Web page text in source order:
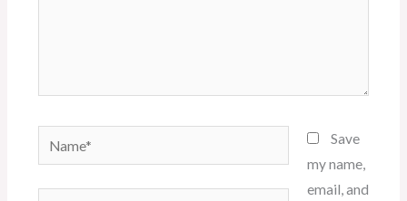
Name*
Save
my name,
email, and